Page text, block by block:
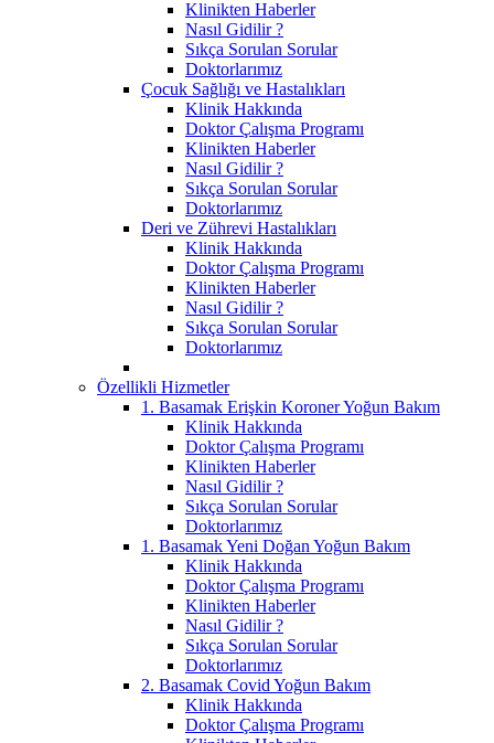
Klinikten Haberler
Nasıl Gidilir ?
Sıkça Sorulan Sorular
Doktorlarımız
Çocuk Sağlığı ve Hastalıkları
Klinik Hakkında
Doktor Çalışma Programı
Klinikten Haberler
Nasıl Gidilir ?
Sıkça Sorulan Sorular
Doktorlarımız
Deri ve Zührevi Hastalıkları
Klinik Hakkında
Doktor Çalışma Programı
Klinikten Haberler
Nasıl Gidilir ?
Sıkça Sorulan Sorular
Doktorlarımız
Özellikli Hizmetler
1. Basamak Erişkin Koroner Yoğun Bakım
Klinik Hakkında
Doktor Çalışma Programı
Klinikten Haberler
Nasıl Gidilir ?
Sıkça Sorulan Sorular
Doktorlarımız
1. Basamak Yeni Doğan Yoğun Bakım
Klinik Hakkında
Doktor Çalışma Programı
Klinikten Haberler
Nasıl Gidilir ?
Sıkça Sorulan Sorular
Doktorlarımız
2. Basamak Covid Yoğun Bakım
Klinik Hakkında
Doktor Çalışma Programı